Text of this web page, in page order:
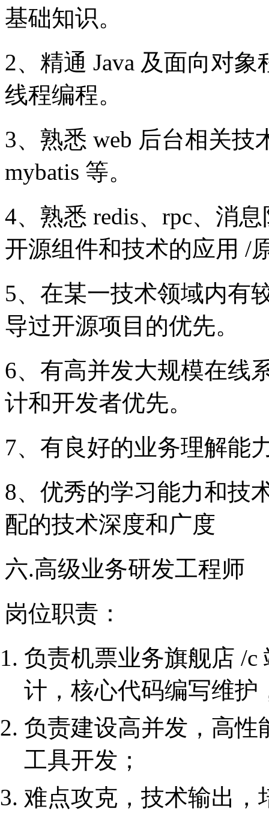
基础知识。
2、精通 Java 及面向对
线程编程。
3、熟悉 web 后台相关技
mybatis 等。
4、熟悉 redis、rpc、消
开源组件和技术的应用 /
5、在某一技术领域内有
导过开源项目的优先。
6、有高并发大规模在线
计和开发者优先。
7、有良好的业务理解能
8、优秀的学习能力和技
配的技术深度和广度
六.高级业务研发工程师
岗位职责：
负责机票业务旗舰店 /
计，核心代码编写维护
负责建设高并发，高性
工具开发；
难点攻克，技术输出，